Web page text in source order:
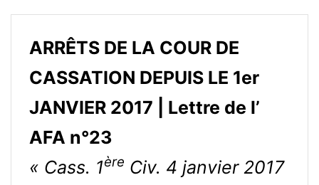
ARRÊTS DE LA COUR DE
CASSATION DEPUIS LE 1er
JANVIER 2017 | Lettre de l’
AFA n°23
« Cass. 1ère Civ. 4 janvier 2017